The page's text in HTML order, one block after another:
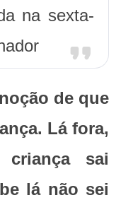
na sexta-
de que
Lá fora,
criança sai
lá não sei